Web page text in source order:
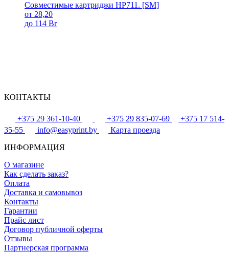
Совместимые картриджи HP711. [SM]
от 28,20
до 114 Br
КОНТАКТЫ
+375 29 361-10-40 +375 29 835-07-69
+375 17 514-
35-55
info@easyprint.by
Карта проезда
ИНФОРМАЦИЯ
О магазине
Как сделать заказ?
Оплата
Доставка и самовывоз
Контакты
Гарантии
Прайс лист
Договор публичной оферты
Отзывы
Партнерская программа